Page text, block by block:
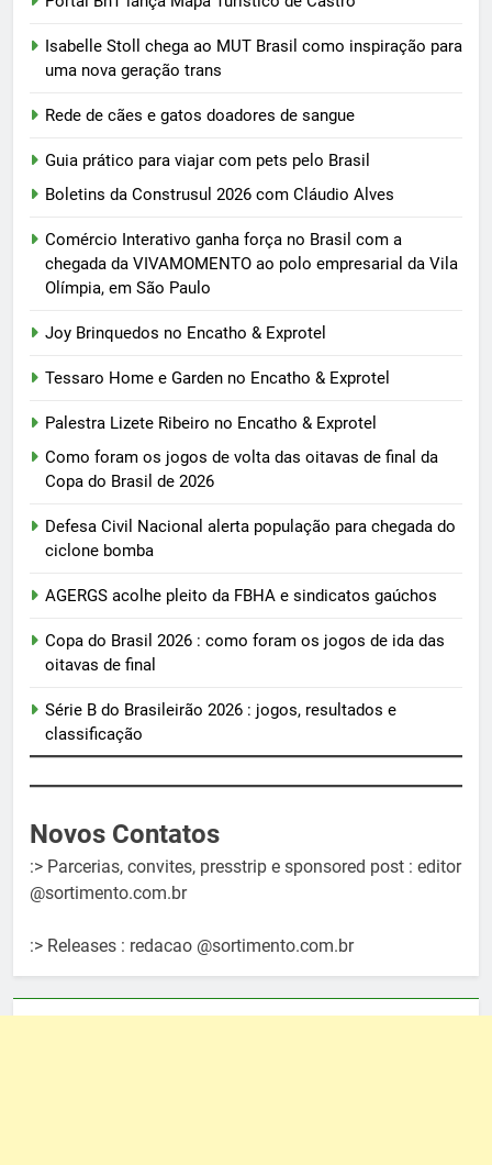
Isabelle Stoll chega ao MUT Brasil como inspiração para
uma nova geração trans
Rede de cães e gatos doadores de sangue
Guia prático para viajar com pets pelo Brasil
Boletins da Construsul 2026 com Cláudio Alves
Comércio Interativo ganha força no Brasil com a
chegada da VIVAMOMENTO ao polo empresarial da Vila
Olímpia, em São Paulo
Joy Brinquedos no Encatho & Exprotel
Tessaro Home e Garden no Encatho & Exprotel
Palestra Lizete Ribeiro no Encatho & Exprotel
Como foram os jogos de volta das oitavas de final da
Copa do Brasil de 2026
Defesa Civil Nacional alerta população para chegada do
ciclone bomba
AGERGS acolhe pleito da FBHA e sindicatos gaúchos
Copa do Brasil 2026 : como foram os jogos de ida das
oitavas de final
Série B do Brasileirão 2026 : jogos, resultados e
classificação
Novos Contatos
:> Parcerias, convites, presstrip e sponsored post : editor
@sortimento.com.br
:> Releases : redacao @sortimento.com.br